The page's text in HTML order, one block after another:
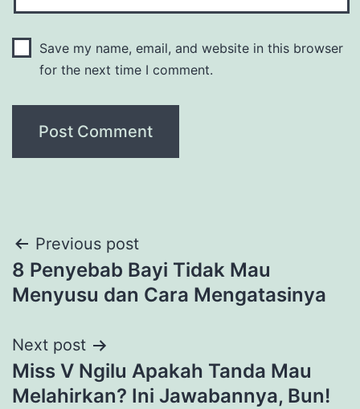
Save my name, email, and website in this browser
for the next time I comment.
Post
navigation
Previous post
8 Penyebab Bayi Tidak Mau
Menyusu dan Cara Mengatasinya
Next post
Miss V Ngilu Apakah Tanda Mau
Melahirkan? Ini Jawabannya, Bun!